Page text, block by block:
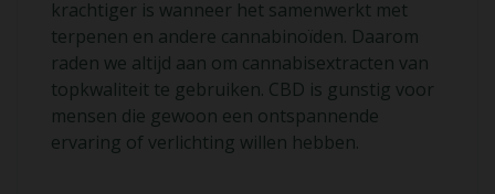
krachtiger is wanneer het samenwerkt met
terpenen en andere cannabinoïden. Daarom
raden we altijd aan om cannabisextracten van
topkwaliteit te gebruiken. CBD is gunstig voor
mensen die gewoon een ontspannende
ervaring of verlichting willen hebben.